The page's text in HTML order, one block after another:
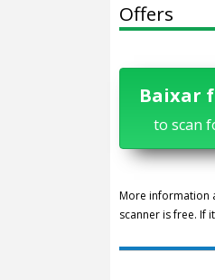
Offers
Baixar
to scan
More information
scanner is free. If